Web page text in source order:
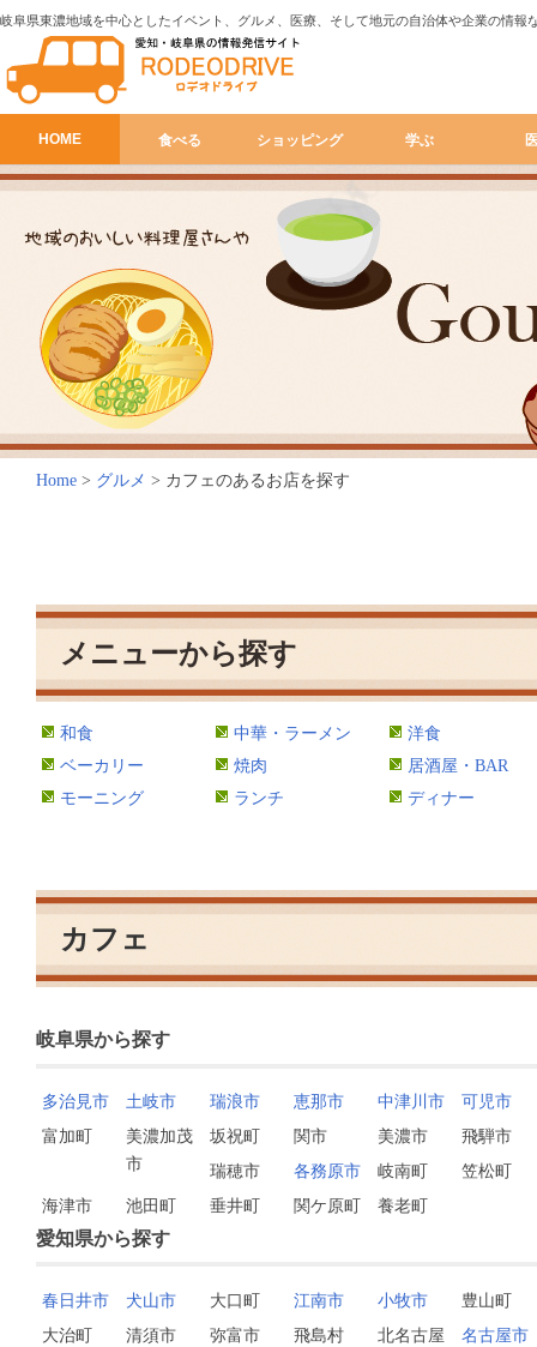
岐阜県東濃地域を中心としたイベント、グルメ、医療、そして地元の自治体や企業の情報
HOME 食べる ショッピング 学ぶ
Home > グルメ > カフェのあるお店を探す
メニューから探す
和食 中華・ラーメン
洋食
ベーカリー
焼肉
居酒屋・BAR
モーニング
ランチ ディナー
カフェ
岐阜県から探す
多治見市 土岐市 瑞浪市 恵那市 中津川市
可児市
富加町
美濃加茂
市
坂祝町 関市 美濃市
飛騨市
瑞穂市
各務原市 岐南町
笠松町
海津市
池田町 垂井町 関ケ原町 養老町
愛知県から探す
春日井市 犬山市 大口町 江南市 小牧市
豊山町
大治町
清須市 弥富市 飛島村
北名古屋
名古屋市